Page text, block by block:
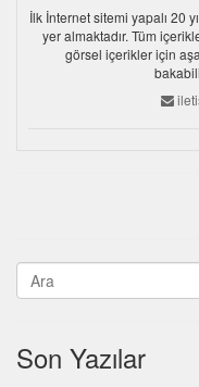
İlk İnternet sitemi yapalı 20
yer almaktadır. Tüm
görsel içerikler için
Son Yazılar